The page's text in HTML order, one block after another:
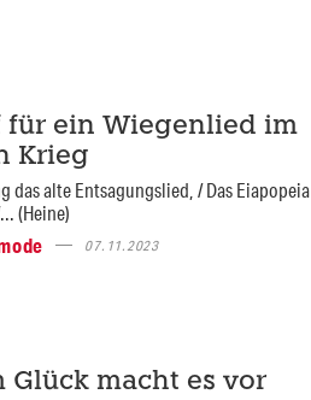
für ein Wiegenlied im
Krieg
das alte Entsagungslied, / Das Eiapopeia
(Heine)
07.11.2023
Glück macht es vor